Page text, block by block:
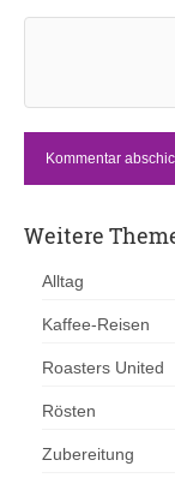
Weitere
Alltag
Kaffee-Reisen
Roasters United
Rösten
Zubereitung